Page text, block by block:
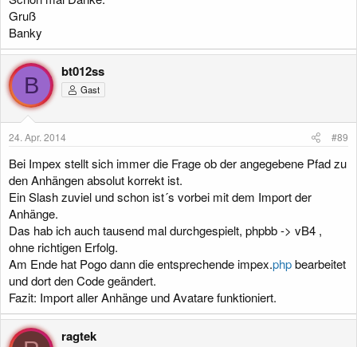
Gruß
Banky
B
bt012ss
Gast
24. Apr. 2014 #89
Bei Impex stellt sich immer die Frage ob der angegebene Pfad zu
den Anhängen absolut korrekt ist.
Ein Slash zuviel und schon ist´s vorbei mit dem Import der
Anhänge.
Das hab ich auch tausend mal durchgespielt, phpbb -> vB4 ,
ohne richtigen Erfolg.
Am Ende hat Pogo dann die entsprechende impex.phpbearbeitet
und dort den Code geändert.
Fazit: Import aller Anhänge und Avatare funktioniert.
ragtek